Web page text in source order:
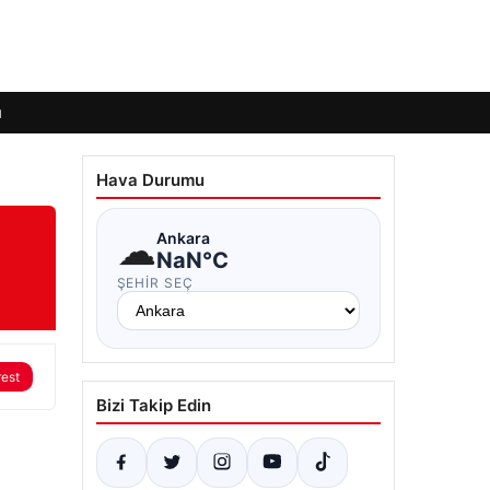
Hava Durumu
☁Ankara
NaN°C
ŞEHIR SEÇ
Bizi Takip Edin